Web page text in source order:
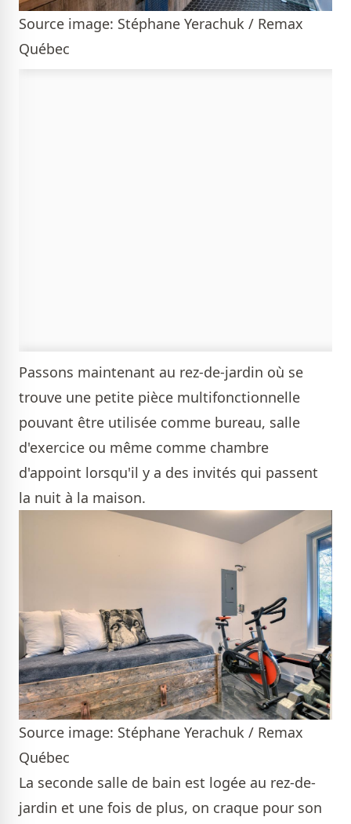
Source image: Stéphane Yerachuk / Remax
Québec
Passons maintenant au rez-de-jardin où se
trouve une petite pièce multifonctionnelle
pouvant être utilisée comme bureau, salle
d'exercice ou même comme chambre
d'appoint lorsqu'il y a des invités qui passent
la nuit à la maison.
Source image: Stéphane Yerachuk / Remax
Québec
La seconde salle de bain est logée au rez-de-
jardin et une fois de plus, on craque pour son